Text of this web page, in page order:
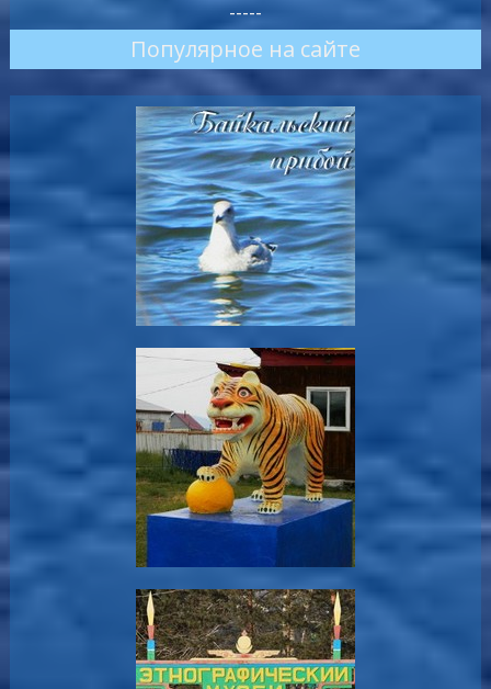
-----
Популярное на сайте